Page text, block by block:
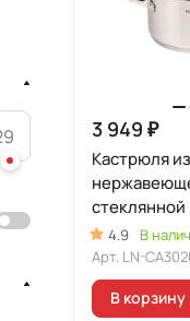
3 949 ₽
Кастрюля из
линия
4.9
В
Арт. LN-
В корзину